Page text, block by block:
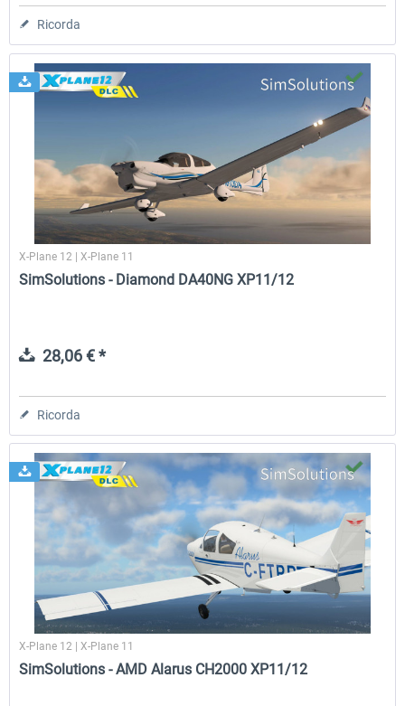
Ricorda
X-Plane 12 | X-Plane 11
SimSolutions - Diamond DA40NG XP11/12
28,06 € *
Ricorda
X-Plane 12 | X-Plane 11
SimSolutions - AMD Alarus CH2000 XP11/12